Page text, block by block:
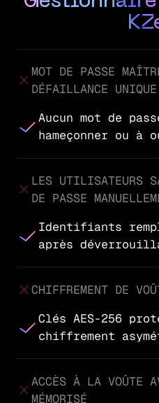
MOT DE PASSE
DÉFAILLANCE UNIQUE
Aucun mot de
hameçonner ou à
LES UTILISATEURS
DE PASSE
Identifiants
après
CHIFFREMENT DE
Clés AES-256
chiffrement
ACCÈS À LA VOÛTE
MÉMORISÉ